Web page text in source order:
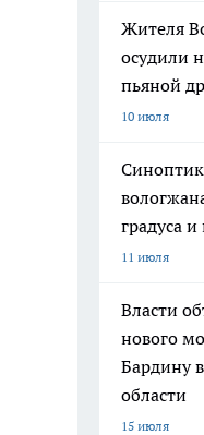
Жителя
осудили
пьяной
10 июля
градуса
11 июля
Власти
нового
Бардину
области
15 июля